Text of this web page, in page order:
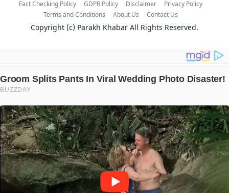
Fact Checking Policy
GDPR Policy Disclaimer
Privacy Policy
Terms and Conditions
About Us Contact Us
Copyright (c) Parakh Khabar All Rights Reserved.